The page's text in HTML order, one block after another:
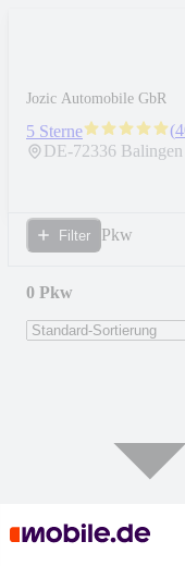
Jozic Automobile GbR
5 Sterne (
DE-72336 Balingen
Filter Pkw
0 Pkw